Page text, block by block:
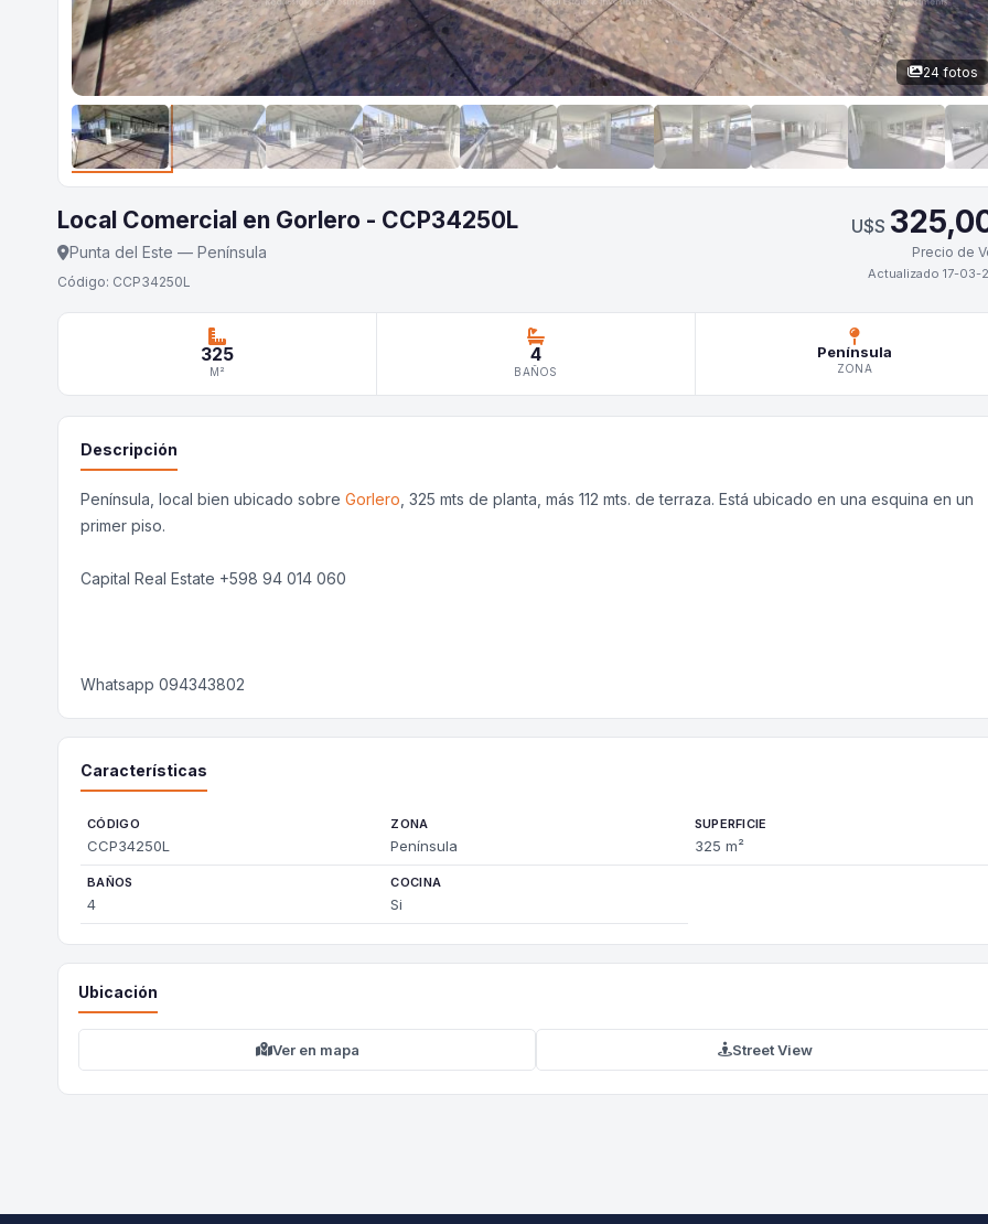
24 fotos
Local Comercial en Gorlero - CCP34250L
Punta del Este — Península
Código: CCP34250L
U$S
Precio de
Actualizado 17-03-
325
M²
4
BAÑOS
Península
ZONA
Descripción
Península, local bien ubicado sobre Gorlero , 325 mts de planta, más 112 mts. de terraza. Está ubicado en una esquina en un
primer piso.
Capital Real Estate +598 94 014 060
Whatsapp 094343802
Características
CÓDIGO
CCP34250L
ZONA
Península
SUPERFICIE
325 m²
BAÑOS
4
COCINA
Si
Ubicación
Ver en mapa Street View